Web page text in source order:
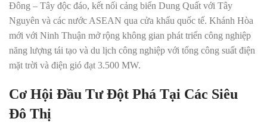
Đông – Tây độc đáo, kết nối cảng biển Dung Quất với Tây
Nguyên và các nước ASEAN qua cửa khẩu quốc tế. Khánh Hòa
mới với Ninh Thuận mở rộng không gian phát triển công nghiệp
năng lượng tái tạo và du lịch công nghiệp với tổng công suất điện
mặt trời và điện gió đạt 3.500 MW.
Cơ Hội Đầu Tư Đột Phá Tại Các Siêu
Đô Thị